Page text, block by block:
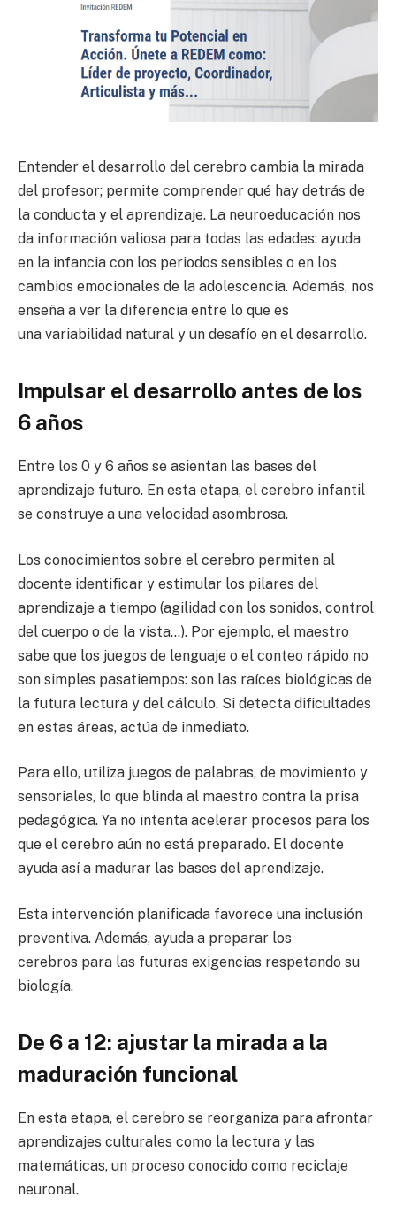
Entender el desarrollo del cerebro cambia la mirada
del profesor; permite comprender qué hay detrás de
la conducta y el aprendizaje. La neuroeducación nos
da información valiosa para todas las edades: ayuda
en la infancia con los periodos sensibles o en los
cambios emocionales de la adolescencia. Además, nos
enseña a ver la diferencia entre lo que es
una variabilidad natural y un desafío en el desarrollo.
Impulsar el desarrollo antes de los
6 años
Entre los 0 y 6 años se asientan las bases del
aprendizaje futuro. En esta etapa, el cerebro infantil
se construye a una velocidad asombrosa.
Los conocimientos sobre el cerebro permiten al
docente identificar y estimular los pilares del
aprendizaje a tiempo (agilidad con los sonidos, control
del cuerpo o de la vista…). Por ejemplo, el maestro
sabe que los juegos de lenguaje o el conteo rápido no
son simples pasatiempos: son las raíces biológicas de
la futura lectura y del cálculo. Si detecta dificultades
en estas áreas, actúa de inmediato.
Para ello, utiliza juegos de palabras, de movimiento y
sensoriales, lo que blinda al maestro contra la prisa
pedagógica. Ya no intenta acelerar procesos para los
que el cerebro aún no está preparado. El docente
ayuda así a madurar las bases del aprendizaje.
Esta intervención planificada favorece una inclusión
preventiva. Además, ayuda a preparar los
cerebros para las futuras exigencias respetando su
biología.
De 6 a 12: ajustar la mirada a la
maduración funcional
En esta etapa, el cerebro se reorganiza para afrontar
aprendizajes culturales como la lectura y las
matemáticas, un proceso conocido como reciclaje
neuronal.